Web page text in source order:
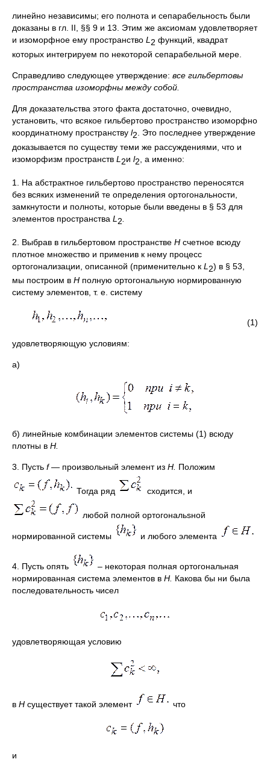
линейно независимы; его полнота и сепарабельность были
доказаны в гл. II, §§ 9 и 13. Этим же аксиомам удовлетворяет
и изоморфное ему пространство L2 функций, квадрат
которых интегрируем по некоторой сепарабельной мере.
Справедливо следующее утверждение: все гильбертовы
пространства изоморфны между собой.
Для доказательства этого факта достаточно, очевидно,
установить, что всякое гильбертово пространство изоморфно
координатному пространству l2 . Это последнее утверждение
доказывается по существу теми же рассуждениями, что и
изоморфизм пространств L 2и l2 , а именно:
1. На абстрактное гильбертово пространство переносятся
без всяких изменений те определения ортогональности,
замкнутости и полноты, которые были введены в § 53 для
элементов пространства L 2
2. Выбрав в гильбертовом пространстве Н счетное всюду
плотное множество и применив к нему процесс
ортогонализации, описанной (применительно к L 2) в § 53,
мы построим в Н полную ортогональную нормированную
систему элементов, т. е. систему
(1)
удовлетворяющую условиям:
а)
б) линейные комбинации элементов системы (1) всюду
плотны в Н.
3. Пусть f— произвольный элемент из Н. Положим
Тогда ряд сходится, и
любой полной ортогональsной
нормированной системы и любого элемента
4. Пусть опять
– некоторая полная ортогональная
нормированная система элементов в Н. Какова бы ни была
последовательность чисел
удовлетворяющая условию
в Н существует такой элемент что
и